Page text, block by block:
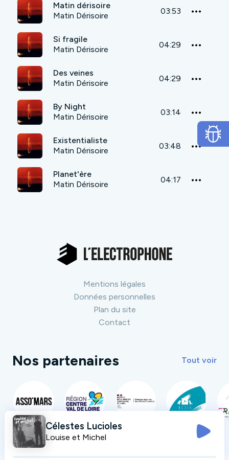
Matin dérisoire
Matin Dérisoire
03:53
Si fragile
Matin Dérisoire
04:29
Des veines
Matin Dérisoire
04:29
By Night
Matin Dérisoire
03:14
Existentialiste
Matin Dérisoire
03:48
Planet'ère
Matin Dérisoire
04:17
Mentions légales
Données personnelles
Plan du site
Contact
Nos partenaires Tout voir
Célestes Lucioles
Louise et Michel